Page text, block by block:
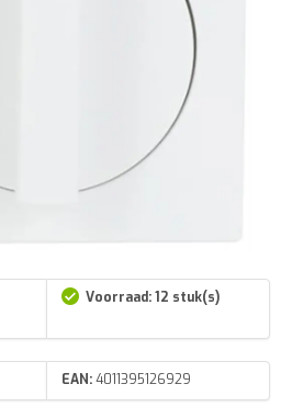
Voorraad: 12 stuk(s)
EAN:4011395126929